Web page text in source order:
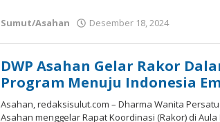
Sumut/Asahan Desember 18, 2024
DWP Asahan Gelar Rakor
Program Menuju Indonesia
Asahan, redaksisulut.com – Dharma Wanita
Asahan menggelar Rapat Koordinasi (Rakor) di